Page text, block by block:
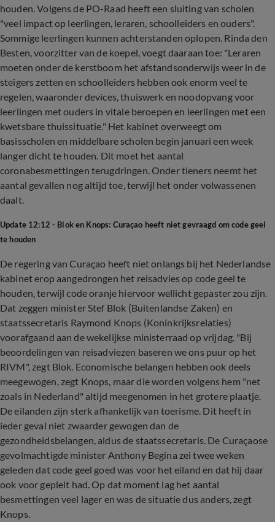
houden. Volgens de PO-Raad heeft een sluiting van scholen
"veel impact op leerlingen, leraren, schoolleiders en ouders".
Sommige leerlingen kunnen achterstanden oplopen. Rinda den
Besten, voorzitter van de koepel, voegt daaraan toe: "Leraren
moeten onder de kerstboom het afstandsonderwijs weer in de
steigers zetten en schoolleiders hebben ook enorm veel te
regelen, waaronder devices, thuiswerk en noodopvang voor
leerlingen met ouders in vitale beroepen en leerlingen met een
kwetsbare thuissituatie." Het kabinet overweegt om
basisscholen en middelbare scholen begin januari een week
langer dicht te houden. Dit moet het aantal
coronabesmettingen terugdringen. Onder tieners neemt het
aantal gevallen nog altijd toe, terwijl het onder volwassenen
daalt.
Update 12:12 - Blok en Knops: Curaçao heeft niet gevraagd om code geel
te houden
De regering van Curaçao heeft niet onlangs bij het Nederlandse
kabinet erop aangedrongen het reisadvies op code geel te
houden, terwijl code oranje hiervoor wellicht gepaster zou zijn.
Dat zeggen minister Stef Blok (Buitenlandse Zaken) en
staatssecretaris Raymond Knops (Koninkrijksrelaties)
voorafgaand aan de wekelijkse ministerraad op vrijdag. "Bij
beoordelingen van reisadviezen baseren we ons puur op het
RIVM", zegt Blok. Economische belangen hebben ook deels
meegewogen, zegt Knops, maar die worden volgens hem "net
zoals in Nederland" altijd meegenomen in het grotere plaatje.
De eilanden zijn sterk afhankelijk van toerisme. Dit heeft in
ieder geval niet zwaarder gewogen dan de
gezondheidsbelangen, aldus de staatssecretaris. De Curaçaose
gevolmachtigde minister Anthony Begina zei twee weken
geleden dat code geel goed was voor het eiland en dat hij daar
ook voor gepleit had. Op dat moment lag het aantal
besmettingen veel lager en was de situatie dus anders, zegt
Knops.